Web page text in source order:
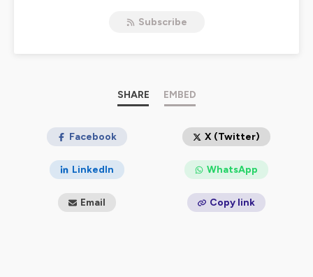
manette entre les dents, Ben n'en est jamais vraiment
confidentialitepour plus d'informations.
Subscribe
SHARE EMBED
Facebook X (Twitter)
LinkedIn WhatsApp
Email Copy link